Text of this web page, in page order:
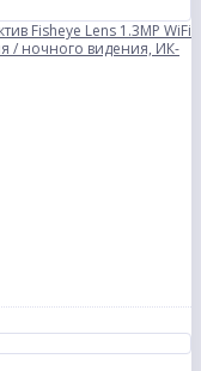
Fisheye Lens 1.3MP WiFi
/ ночного видения, ИК-